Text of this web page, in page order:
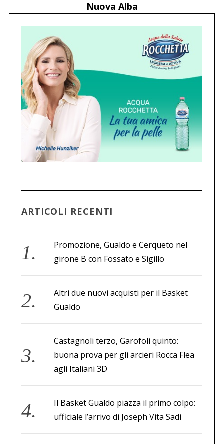
Nuova Alba
ARTICOLI RECENTI
Promozione, Gualdo e Cerqueto nel
girone B con Fossato e Sigillo
Altri due nuovi acquisti per il Basket
Gualdo
Castagnoli terzo, Garofoli quinto:
buona prova per gli arcieri Rocca Flea
agli Italiani 3D
Il Basket Gualdo piazza il primo colpo:
ufficiale l’arrivo di Joseph Vita Sadi